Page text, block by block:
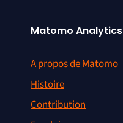
Matomo Analytics
A propos de Matomo
Histoire
Contribution